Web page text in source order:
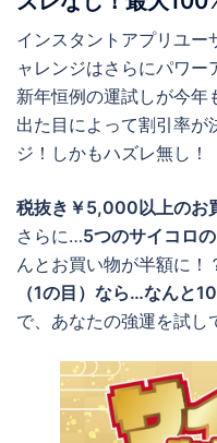
インスタントアプリユ
ャレンジはさらにパワー
新年恒例の運試しが今年
出た目によって割引率が
ジ！しかもハズレ無し！
税抜き￥5,000以上のお
さらに…5つのサイコロ
んとお買い物が半額に！
（1の目）なら…なんと
で、あなたの強運を試し